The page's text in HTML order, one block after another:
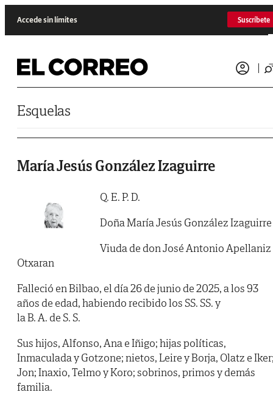
Accede sin límites Suscríbete
Esquelas
María Jesús González Izaguirre
Q. E. P. D.
Doña María Jesús González Izaguirre
Viuda de don José Antonio Apellaniz
Otxaran
Falleció en Bilbao, el día 26 de junio de 2025, a los 93
años de edad, habiendo recibido los SS. SS. y
la B. A. de S. S.
Sus hijos, Alfonso, Ana e Iñigo; hijas políticas,
Inmaculada y Gotzone; nietos, Leire y Borja, Olatz e
Jon; Inaxio, Telmo y Koro; sobrinos, primos y demás
familia.